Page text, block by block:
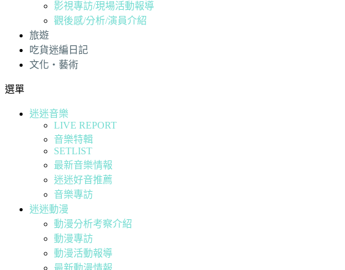
影視專訪/現場活動報導
觀後感/分析/演員介紹
旅遊
吃貨迷編日記
文化・藝術
選單
迷迷音樂
LIVE REPORT
音樂特輯
SETLIST
最新音樂情報
迷迷好音推薦
音樂專訪
迷迷動漫
動漫分析考察介紹
動漫專訪
動漫活動報導
最新動漫情報